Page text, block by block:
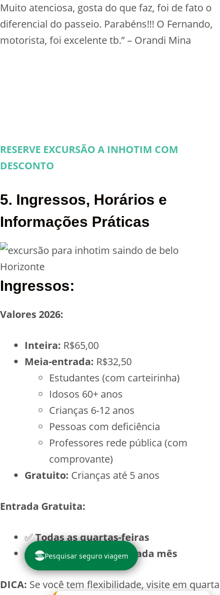
Muito atenciosa, gosta do que faz, foi de fato o
diferencial do passeio. Parabéns!!! O Fernando,
motorista, foi excelente tb.” – Orandi Mina
RESERVE EXCURSÃO A INHOTIM COM
DESCONTO
5. Ingressos, Horários e
Informações Práticas
Ingressos:
Valores 2026:
Inteira: R$65,00
Meia-entrada: R$32,50
Estudantes (com carteirinha)
Idosos 60+ anos
Crianças 6-12 anos
Pessoas com deficiência
Professores rede pública (com
comprovante)
Gratuito: Crianças até 5 anos
Entrada Gratuita:
✅Todas as quartas-feiras
✅Último domingo de cada mês
DICA: Se você tem flexibilidade, visite em quarta
Pesquisar seguro viagem